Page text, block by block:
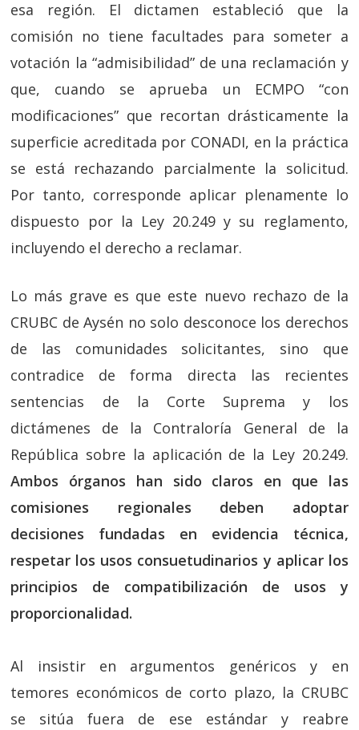
esa región. El dictamen estableció que la
comisión no tiene facultades para someter a
votación la “admisibilidad” de una reclamación y
que, cuando se aprueba un ECMPO “con
modificaciones” que recortan drásticamente la
superficie acreditada por CONADI, en la práctica
se está rechazando parcialmente la solicitud.
Por tanto, corresponde aplicar plenamente lo
dispuesto por la Ley 20.249 y su reglamento,
incluyendo el derecho a reclamar.
Lo más grave es que este nuevo rechazo de la
CRUBC de Aysén no solo desconoce los derechos
de las comunidades solicitantes, sino que
contradice de forma directa las recientes
sentencias de la Corte Suprema y los
dictámenes de la Contraloría General de la
República sobre la aplicación de la Ley 20.249.
Ambos órganos han sido claros en que las
comisiones regionales deben adoptar
decisiones fundadas en evidencia técnica,
respetar los usos consuetudinarios y aplicar los
principios de compatibilización de usos y
proporcionalidad.
Al insistir en argumentos genéricos y en
temores económicos de corto plazo, la CRUBC
se sitúa fuera de ese estándar y reabre